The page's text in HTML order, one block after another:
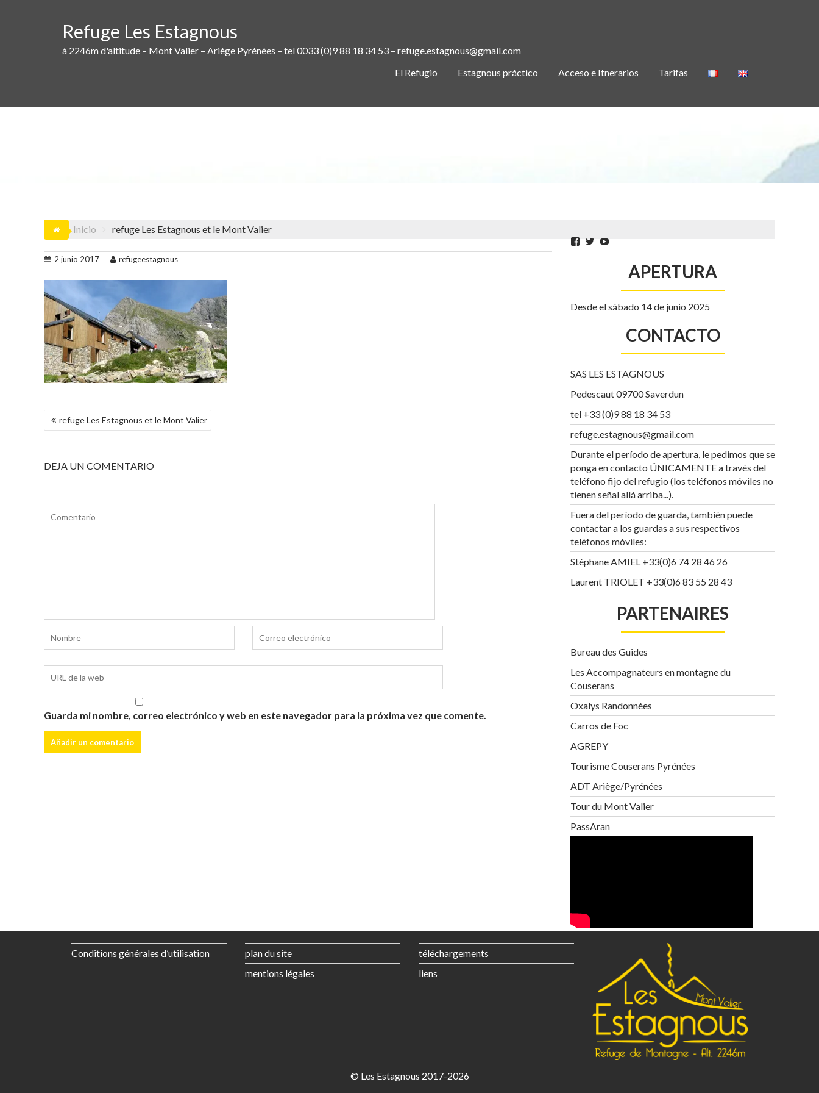
Refuge Les Estagnous
à 2246m d'altitude – Mont Valier – Ariège Pyrénées – tel 0033 (0)9 88 18 34 53 – refuge.estagnous@gmail.com
El Refugio
Estagnous práctico Acceso e Itnerarios Tarifas
Inicio refuge Les Estagnous et le Mont Valier
2 junio 2017 refugeestagnous
NAVEGACIÓN
DE
refuge Les Estagnous et le Mont Valier
DEJA UN COMENTARIO
Guarda mi nombre, correo electrónico y web en este navegador para la próxima vez que comente.
Facebook
Twitter
APERTURA
Desde el sábado 14 de junio 2025
CONTACTO
SAS LES ESTAGNOUS
Pedescaut 09700 Saverdun
tel +33 (0)9 88 18 34 53
refuge.estagnous@gmail.com
Durante el período de apertura, le pedimos que se
ponga en contacto ÚNICAMENTE a través del
teléfono fijo del refugio (los teléfonos móviles no
tienen señal allá arriba...).
Fuera del período de guarda, también puede
contactar a los guardas a sus respectivos
teléfonos móviles:
Stéphane AMIEL +33(0)6 74 28 46 26
Laurent TRIOLET +33(0)6 83 55 28 43
PARTENAIRES
Bureau des Guides
Les Accompagnateurs en montagne du
Couserans
Oxalys Randonnées
Carros de Foc
AGREPY
Tourisme Couserans Pyrénées
ADT Ariège/Pyrénées
Tour du Mont Valier
PassAran
Conditions générales d’utilisation
plan du site
mentions légales
téléchargements
liens
© Les Estagnous 2017-2026